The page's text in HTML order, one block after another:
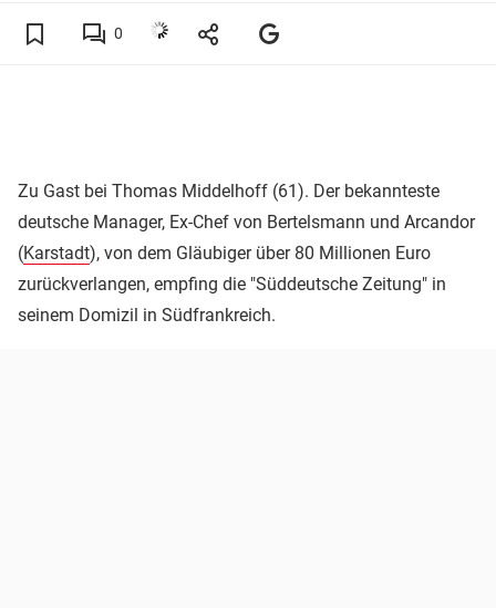
0
Zu Gast bei Thomas Middelhoff (61). Der bekannteste
deutsche Manager, Ex-Chef von Bertelsmann und Arcandor
(Karstadt), von dem Gläubiger über 80 Millionen Euro
zurückverlangen, empfing die "Süddeutsche Zeitung" in
seinem Domizil in Südfrankreich.